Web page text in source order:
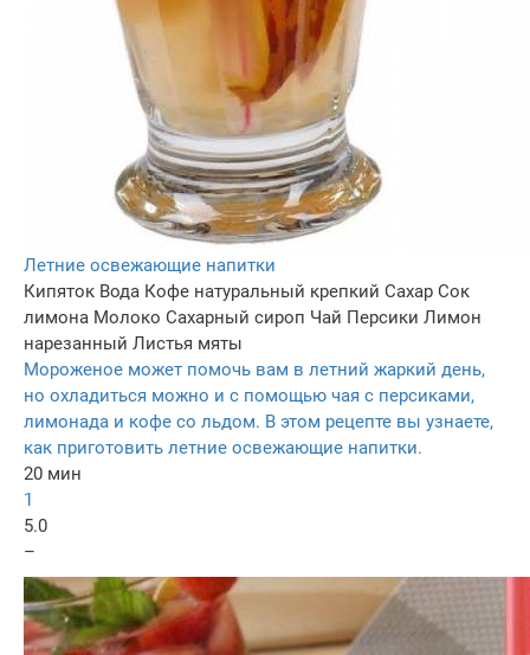
Летние освежающие напитки
Кипяток Вода Кофе натуральный крепкий Сахар Сок
лимона Молоко Сахарный сироп Чай Персики Лимон
нарезанный Листья мяты
Мороженое может помочь вам в летний жаркий день,
но охладиться можно и с помощью чая с персиками,
лимонада и кофе со льдом. В этом рецепте вы узнаете,
как приготовить летние освежающие напитки.
20 мин
1
5.0
–